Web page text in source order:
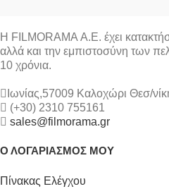
Η FILMORAMA Α.Ε. έχει
αλλά και την εμπιστοσύνη των
10 χρόνια.
Ιωνίας,57009 Καλοχώρι Θεσ/
(+30) 2310 755161
sales@filmorama.gr
Ο ΛΟΓΑΡΙΑΣΜΟΣ ΜΟΥ
Πίνακας Ελέγχου